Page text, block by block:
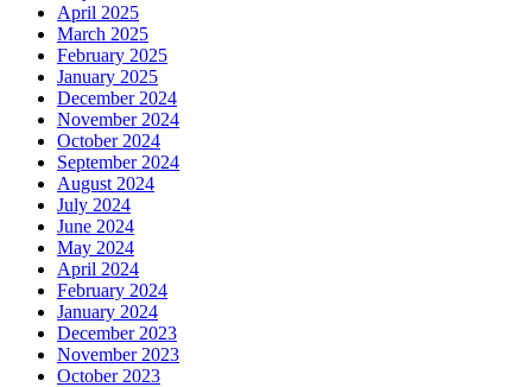
April 2025
March 2025
February 2025
January 2025
December 2024
November 2024
October 2024
September 2024
August 2024
July 2024
June 2024
May 2024
April 2024
February 2024
January 2024
December 2023
November 2023
October 2023